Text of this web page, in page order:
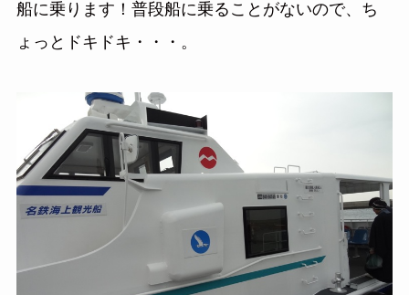
船に乗ります！普段船に乗ることがないので、ち
ょっとドキドキ・・・。